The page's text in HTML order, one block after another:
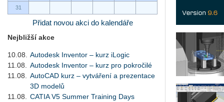
31
Přidat novou akci do kalendáře
Nejbližší akce
10.08.
Autodesk Inventor – kurz iLogic
11.08.
Autodesk Inventor – kurz pro pokročilé
11.08.
AutoCAD kurz – vytváření a prezentace
3D modelů
11.08.
CATIA V5 Summer Training Days